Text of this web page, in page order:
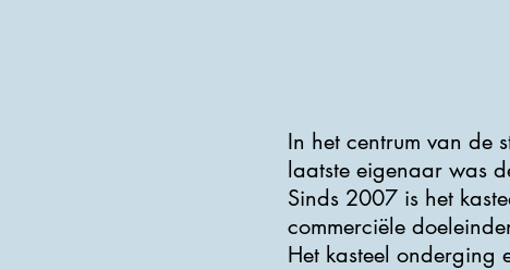
In het centrum van de
laatste eigenaar was
Sinds 2007 is het
commerciële
Het kasteel onderging